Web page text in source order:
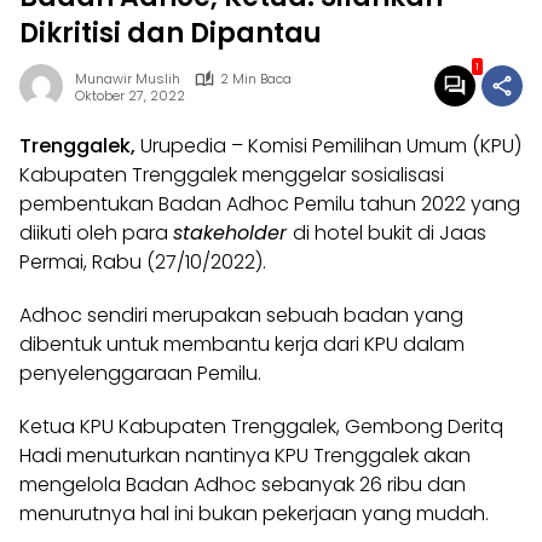
Dikritisi dan Dipantau
Munawir Muslih
2 Min Baca
Oktober 27, 2022
1
Trenggalek, Urupedia – Komisi Pemilihan Umum (KPU)
Kabupaten Trenggalek menggelar sosialisasi
pembentukan Badan Adhoc Pemilu tahun 2022 yang
diikuti oleh para stakeholderdi hotel bukit di Jaas
Permai, Rabu (27/10/2022).
Adhoc sendiri merupakan sebuah badan yang
dibentuk untuk membantu kerja dari KPU dalam
penyelenggaraan Pemilu.
Ketua KPU Kabupaten Trenggalek, Gembong Deritq
Hadi menuturkan nantinya KPU Trenggalekakan
mengelola Badan Adhoc sebanyak 26 ribu dan
menurutnya hal ini bukan pekerjaan yang mudah.